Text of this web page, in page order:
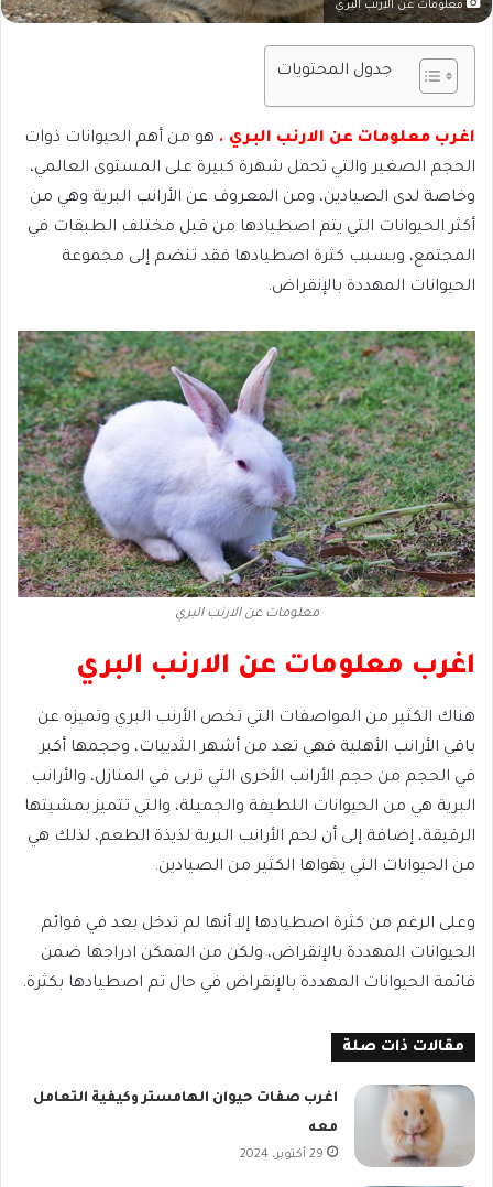
معلومات عن الارنب البري
جدول المحتويات
اغرب معلومات عن الارنب البري . هو من أهم الحيوانات ذوات
الحجم الصغير والتي تحمل شهرة كبيرة على المستوى العالمي،
وخاصة لدى الصيادين، ومن المعروف عن الأرانب البرية وهي من
أكثر الحيوانات التي يتم اصطيادها من قبل مختلف الطبقات في
المجتمع، وبسبب كثرة اصطيادها فقد تنضم إلى مجموعة
الحيوانات المهددة بالإنقراض.
معلومات عن الارنب البري
اغرب معلومات عن الارنب البري
هناك الكثير من المواصفات التي تخص الأرنب البري وتميزه عن
باقي الأرانب الأهلية فهي تعد من أشهر الثدييات، وحجمها أكبر
في الحجم من حجم الأرانب الأخرى التي تربى في المنازل، والأرانب
البرية هي من الحيوانات اللطيفة والجميلة، والتي تتميز بمشيتها
الرقيقة، إضافة إلى أن لحم الأرانب البرية لذيذة الطعم، لذلك هي
من الحيوانات التي يهواها الكثير من الصيادين.
وعلى الرغم من كثرة اصطيادها إلا أنها لم تدخل بعد في قوائم
الحيوانات المهددة بالإنقراض، ولكن من الممكن ادراجها ضمن
قائمة الحيوانات المهددة بالإنقراض في حال تم اصطيادها بكثرة.
مقالات ذات صلة
اغرب صفات حيوان الهامستر وكيفية التعامل
معه
29 أكتوبر، 2024